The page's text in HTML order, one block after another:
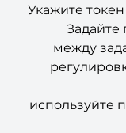
Укажите
Задайте
между
используйте